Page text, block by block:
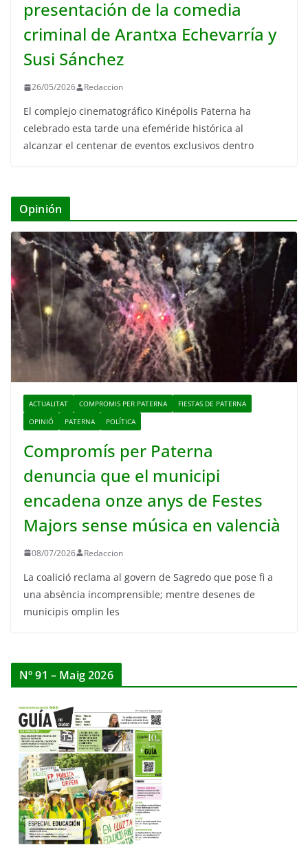
presentación de la comedia
criminal de Arantxa Echevarría y
Susi Sánchez
26/05/2026 Redaccion
El complejo cinematográfico Kinépolis Paterna ha
celebrado esta tarde una efeméride histórica al
alcanzar el centenar de eventos exclusivos dentro
Opinión
ACTUALITAT COMPROMIS PER PATERNA
FIESTAS DE PATERNA
OPINIÓ
PATERNA POLÍTICA
Compromís per Paterna
denuncia que el municipi
encadena onze anys de Festes
Majors sense música en valencià
08/07/2026 Redaccion
La coalició reclama al govern de Sagredo que pose fi a
una absència incomprensible; mentre desenes de
municipis omplin les
Nº 91 – Maig 2026